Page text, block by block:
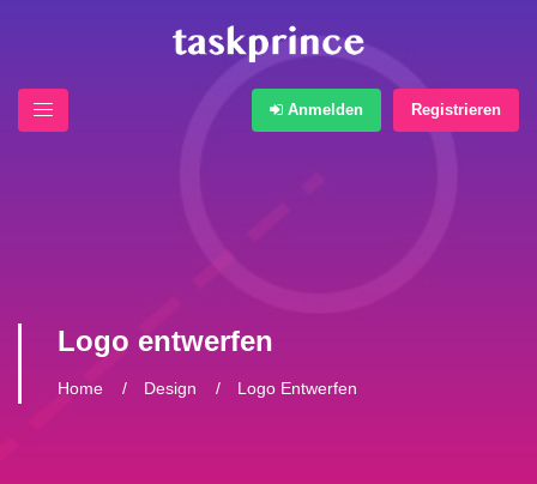
Anmelden Registrieren
Logo entwerfen
Home Design Logo Entwerfen